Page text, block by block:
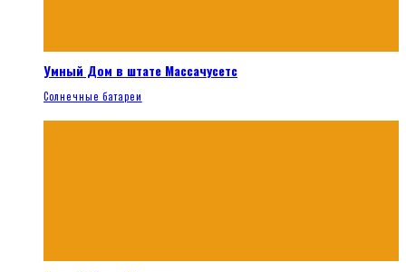
Умный Дом в штате Массачусетс
Солнечные батареи